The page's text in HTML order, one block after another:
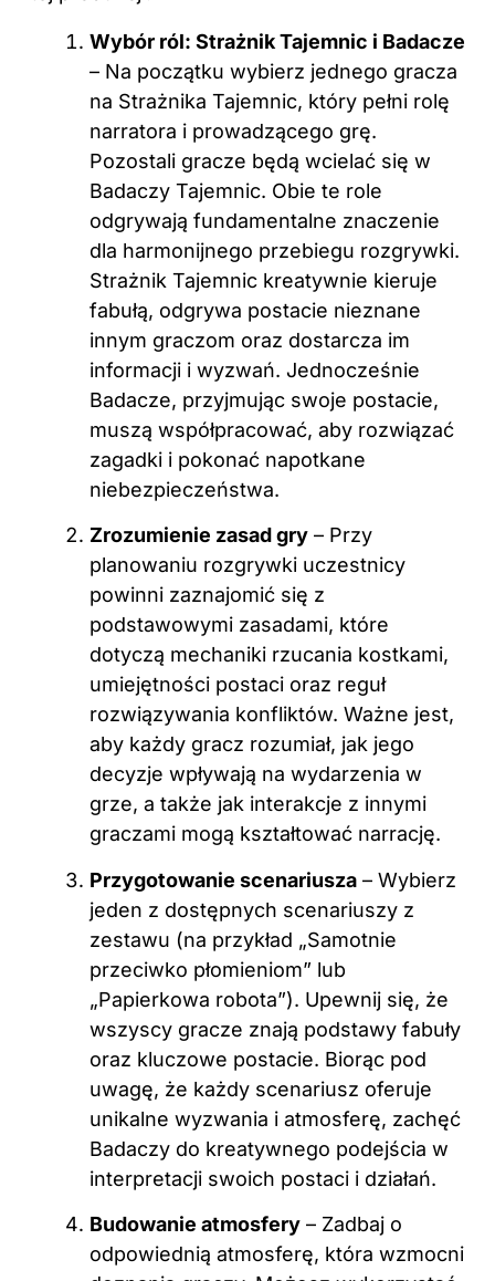
Wybór ról: Strażnik Tajemnic i Badacze
– Na początku wybierz jednego gracza
na Strażnika Tajemnic, który pełni rolę
narratora i prowadzącego grę.
Pozostali gracze będą wcielać się w
Badaczy Tajemnic. Obie te role
odgrywają fundamentalne znaczenie
dla harmonijnego przebiegu rozgrywki.
Strażnik Tajemnic kreatywnie kieruje
fabułą, odgrywa postacie nieznane
innym graczom oraz dostarcza im
informacji i wyzwań. Jednocześnie
Badacze, przyjmując swoje postacie,
muszą współpracować, aby rozwiązać
zagadki i pokonać napotkane
niebezpieczeństwa.
Zrozumienie zasad gry – Przy
planowaniu rozgrywki uczestnicy
powinni zaznajomić się z
podstawowymi zasadami, które
dotyczą mechaniki rzucania kostkami,
umiejętności postaci oraz reguł
rozwiązywania konfliktów. Ważne jest,
aby każdy gracz rozumiał, jak jego
decyzje wpływają na wydarzenia w
grze, a także jak interakcje z innymi
graczami mogą kształtować narrację.
Przygotowanie scenariusza – Wybierz
jeden z dostępnych scenariuszy z
zestawu (na przykład „Samotnie
przeciwko płomieniom” lub
„Papierkowa robota”). Upewnij się, że
wszyscy gracze znają podstawy fabuły
oraz kluczowe postacie. Biorąc pod
uwagę, że każdy scenariusz oferuje
unikalne wyzwania i atmosferę, zachęć
Badaczy do kreatywnego podejścia w
interpretacji swoich postaci i działań.
Budowanie atmosfery – Zadbaj o
odpowiednią atmosferę, która wzmocni